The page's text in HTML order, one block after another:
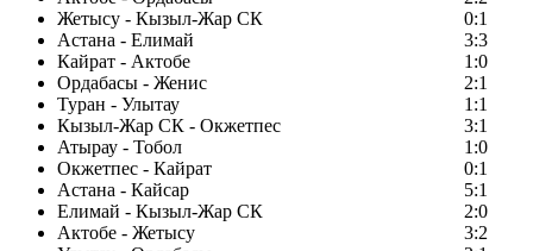
Жетысу - Кызыл-Жар СК
0:1
Астана - Елимай
3:3
Кайрат - Актобе
1:0
Ордабасы - Женис
2:1
Туран - Улытау
1:1
Кызыл-Жар СК - Окжетпес
3:1
Атырау - Тобол
1:0
Окжетпес - Кайрат
0:1
Астана - Кайсар
5:1
Елимай - Кызыл-Жар СК
2:0
Актобе - Жетысу
3:2